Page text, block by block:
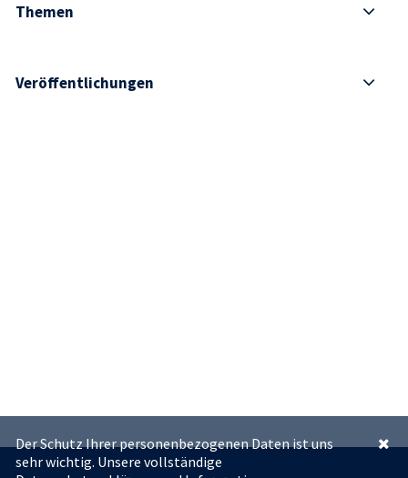
Themen
Veröffentlichungen
Der Schutz Ihrer personenbezogenen Daten ist uns
sehr wichtig. Unsere vollständige